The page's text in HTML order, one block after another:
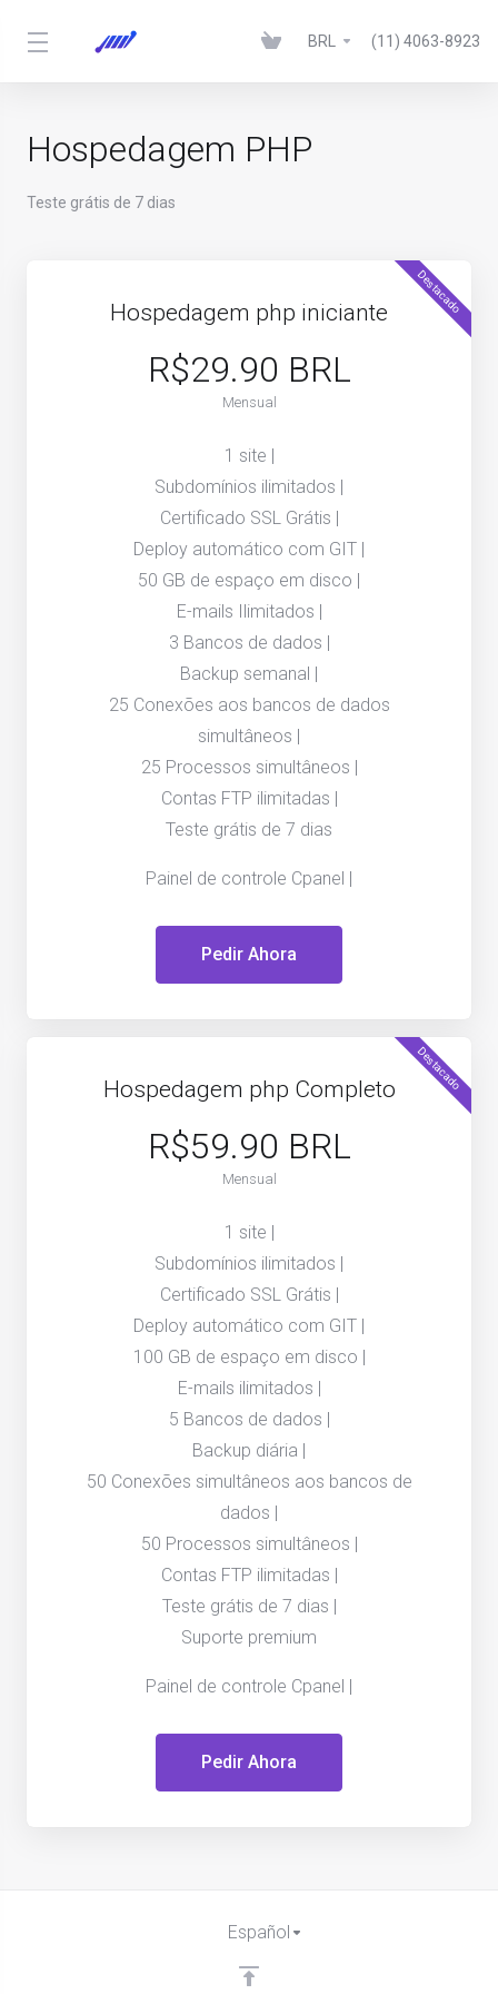
BRL (11) 4063-8923
Hospedagem PHP
Teste grátis de 7 dias
Destacado
Hospedagem php iniciante
R$29.90 BRL
Mensual
Painel de controle Cpanel |
1 site |
Subdomínios ilimitados |
Certificado SSL Grátis |
Deploy automático com GIT |
50 GB de espaço em disco |
E-mails Ilimitados |
3 Bancos de dados |
Backup semanal |
25 Conexões aos bancos de dados
simultâneos |
25 Processos simultâneos |
Contas FTP ilimitadas |
Teste grátis de 7 dias
Pedir Ahora
Destacado
Hospedagem php Completo
R$59.90 BRL
Mensual
Painel de controle Cpanel |
1 site |
Subdomínios ilimitados |
Certificado SSL Grátis |
Deploy automático com GIT |
100 GB de espaço em disco |
E-mails ilimitados |
5 Bancos de dados |
Backup diária |
50 Conexões simultâneos aos bancos de
dados |
50 Processos simultâneos |
Contas FTP ilimitadas |
Teste grátis de 7 dias |
Suporte premium
Pedir Ahora
Español